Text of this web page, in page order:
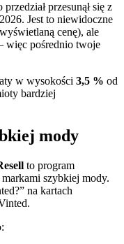
przesunął się z
Jest to niewidoczne
cenę), ale
pośrednio twoje
w wysokości 3,5 % od
bardziej
mody
to program
szybkiej mody.
na kartach